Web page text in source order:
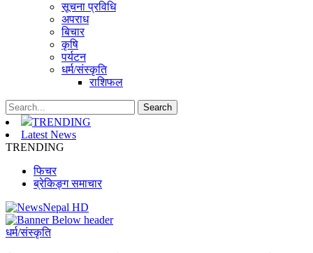
सूचना प्रविधि
अपराध
बिचार
कृषि
पर्यटन
धर्म/संस्कृति
राशिफल
TRENDING
Latest News
TRENDING
फिचर
ब्रेकिङ्ग समाचार
धर्म/संस्कृति